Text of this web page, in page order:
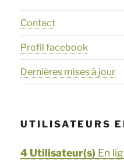
Contact
Profil facebook
Dernières mises à jour
UTILISATEURS
4 Utilisateur(s) En